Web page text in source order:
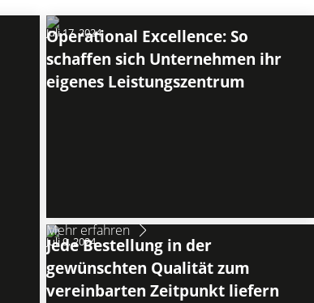
Juli 17, 2024
Operational Excellence: So
schaffen sich Unternehmen ihr
eigenes Leistungszentrum
Mehr erfahren
Juli 9, 2024
Jede Bestellung in der
gewünschten Qualität zum
vereinbarten Zeitpunkt liefern